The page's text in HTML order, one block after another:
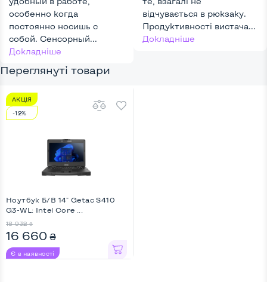
Light
особенно когда
постоянно носишь с
собой. Сенсорный...
Докладніше
відчувається в рюкзаку.
Продуктивності вистача...
Докладніше
Переглянуті товари
АКЦІЯ
-12%
Ноутбук Б/В 14" Getac S410
G3-WL: Intel Core ...
18 932 ₴
16 660 ₴
Є в наявності